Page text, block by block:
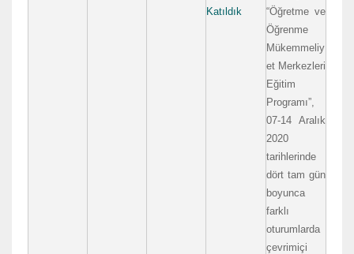
Katıldık
“Öğretme ve
Öğrenme
Mükemmeliy
et Merkezleri
Eğitim
Programı”,
07-14 Aralık
2020
tarihlerinde
dört tam gün
boyunca
farklı
oturumlarda
çevrimiçi